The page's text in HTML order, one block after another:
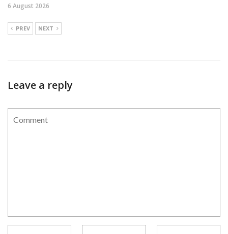
6 August 2026
PREV NEXT
Leave a reply